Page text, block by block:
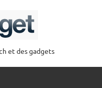
et des gadgets